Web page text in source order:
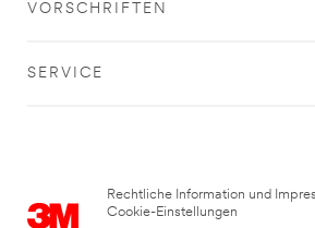
VORSCHRIFTEN
SERVICE
Rechtliche Information und
Cookie-Einstellungen